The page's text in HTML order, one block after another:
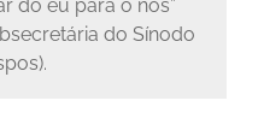
do eu para o nós”
do Sínodo